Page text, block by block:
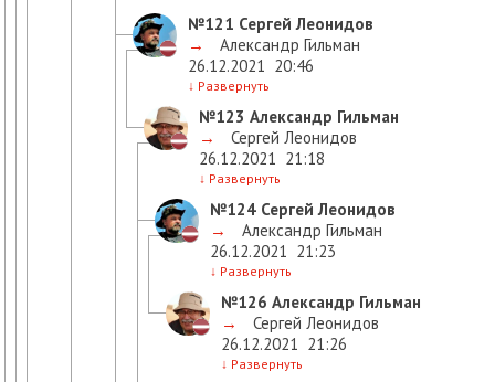
№121 Сергей Леонидов
→
Александр Гильман
26.12.2021 20:46
↓ Развернуть
№123 Александр Гильман
→
Сергей Леонидов
26.12.2021 21:18
↓ Развернуть
№124 Сергей Леонидов
→
Александр Гильман
26.12.2021 21:23
↓ Развернуть
№126 Александр Гильман
→
Сергей Леонидов
26.12.2021 21:26
↓ Развернуть